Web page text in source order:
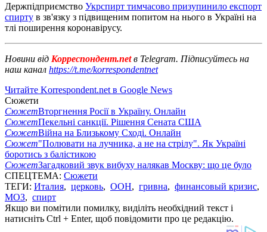
Держпідприємство Укрспирт тимчасово призупинило експорт
спирту в зв'язку з підвищеним попитом на нього в Україні на
тлі поширення коронавірусу.
Новини від Корреспондент.netв Telegram. Підписуйтесь на
наш канал https://t.me/korrespondentnet
Читайте Korrespondent.net в Google News
Сюжети
СюжетВторгнення Росії в Україну. Онлайн
СюжетПекельні санкції. Рішення Сената США
СюжетВійна на Близькому Сході. Онлайн
Сюжет"Полювати на лучника, а не на стрілу". Як Україні
боротись з балістикою
СюжетЗагадковий звук вибуху налякав Москву: що це було
СПЕЦТЕМА: Сюжети
ТЕГИ: Италия, церковь, ООН, гривна, финансовый кризис,
МОЗ, спирт
Якщо ви помітили помилку, виділіть необхідний текст і
натисніть Ctrl + Enter, щоб повідомити про це редакцію.